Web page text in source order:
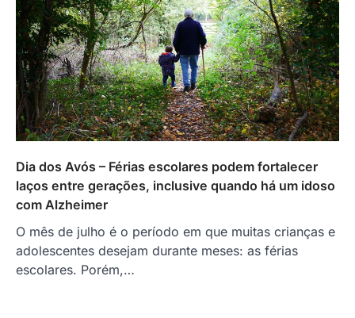
Dia dos Avós – Férias escolares podem fortalecer
laços entre gerações, inclusive quando há um idoso
com Alzheimer
O mês de julho é o período em que muitas crianças e
adolescentes desejam durante meses: as férias
escolares. Porém,…